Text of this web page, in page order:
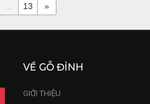
13 »
VỀ GỖ ĐỈNH
GIỚI THIỆU